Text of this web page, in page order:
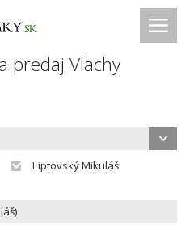
predaj Vlachy
Liptovský Mikuláš